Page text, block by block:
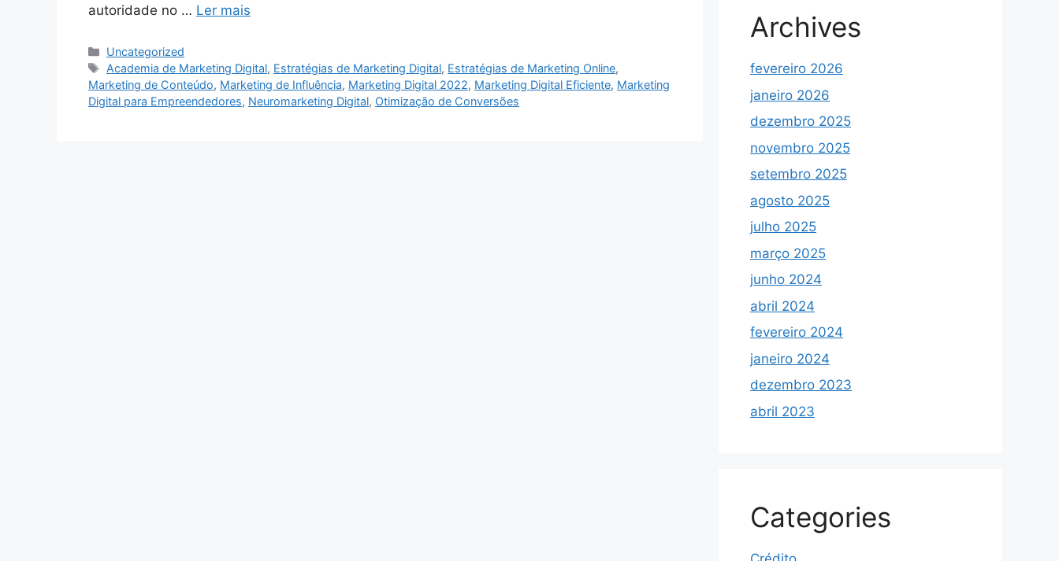
autoridade no … Ler mais
Categorias
Uncategorized
Tags
Academia de Marketing Digital, Estratégias de Marketing Digital, Estratégias de Marketing Online,
Marketing de Conteúdo, Marketing de Influência, Marketing Digital 2022, Marketing Digital Eficiente, Marketing
Digital para Empreendedores, Neuromarketing Digital, Otimização de Conversões
Archives
fevereiro 2026
janeiro 2026
dezembro 2025
novembro 2025
setembro 2025
agosto 2025
julho 2025
março 2025
junho 2024
abril 2024
fevereiro 2024
janeiro 2024
dezembro 2023
abril 2023
Categories